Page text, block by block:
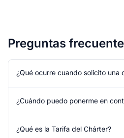
Preguntas
¿Qué ocurre cuando solicito una
¿Cuándo puedo ponerme en
¿Qué es la Tarifa del Chárter?